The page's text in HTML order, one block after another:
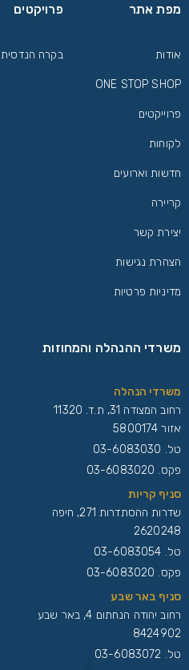
מפת אתר
אודות
ONE STOP SHOP
פרוייקטים
לקוחות
חדשות וארועים
קריירה
יצירת קשר
הצהרת נגישות
מדיניות פרטיות
פרויקטים
בקרה הנדסית
משרדי ההנהלה והמחוזות
משרדי הנהלה
רחוב המצודה 31, ת.ד. 11320
אזור 5800174
טל. 03-6083030
פקס. 03-6083020
סניף קריות
שדרות ההסתדרות 271, חיפה
2620248
טל. 03-6083054
פקס. 03-6083020
סניף באר שבע
רחוב יהודה הנחתום 4, באר שבע
8424902
טל. 03-6083072